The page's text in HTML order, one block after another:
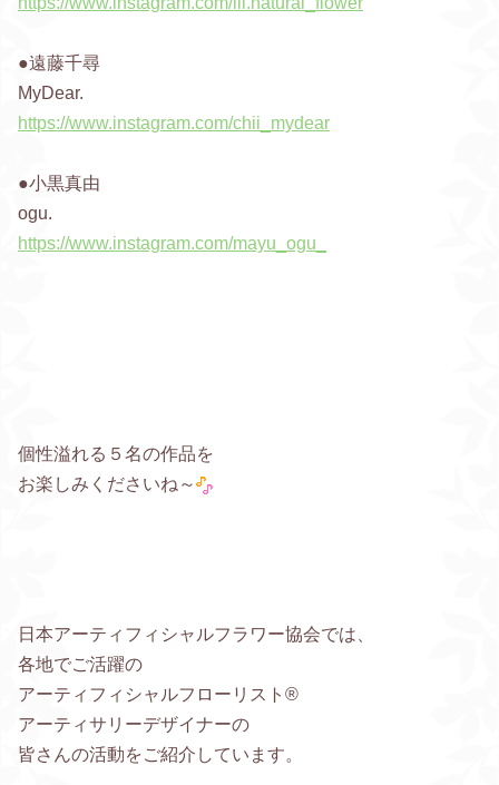
●遠藤千尋
MyDear.
https://www.instagram.com/chii_mydear
●小黒真由
ogu.
https://www.instagram.com/mayu_ogu_
個性溢れる５名の作品を
お楽しみくださいね～
日本アーティフィシャルフラワー協会では、
各地でご活躍の
アーティフィシャルフローリスト®
アーティサリーデザイナーの
皆さんの活動をご紹介しています。